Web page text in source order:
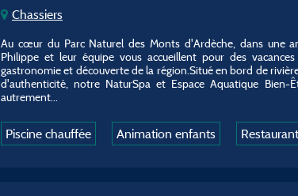
Chassiers
Au cœur du Parc Naturel des Monts d'Ardèche, dans une
Philippe et leur équipe vous accueillent pour des
gastronomie et découverte de la région.Situé en bord de
d'authenticité, notre NaturSpa et Espace Aquatique Bien-
autrement...
Piscine chauffée Animation enfants Restaurant